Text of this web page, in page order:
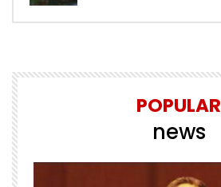
POPULAR
news